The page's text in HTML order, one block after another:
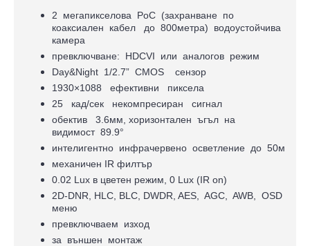
2 мегапикселова PoC (захранване по
коаксиален кабел до 800метра) водоустойчива
камера
превключване: HDCVI или аналогов режим
Day&Night 1/2.7” CMOS сензор
1930×1088 ефективни пиксела
25 кад/сек некомпресиран сигнал
обектив 3.6мм, хоризонтален ъгъл на
видимост 89.9°
интелигентно инфрачервено осветление до 50м
механичен IR филтър
0.02 Lux в цветен режим, 0 Lux (IR on)
2D-DNR, HLC, BLC, DWDR, AES, AGC, AWB, OSD
меню
превключваем изход
за външен монтаж